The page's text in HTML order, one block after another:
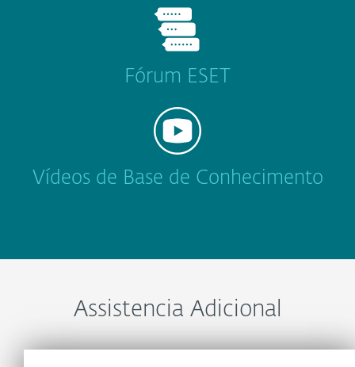
Fórum ESET
Vídeos de Base de Conhecimento
Assistencia Adicional
Entre em contato com o Suporte técnico ESET